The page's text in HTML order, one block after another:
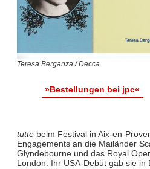
Teresa Berganza / Decca
»Bestellungen bei jpc«
tuttebeim Festival in Aix-en-
Engagements an die Mailänder
Glyndebourne und das Royal
London. Ihr USA-Debüt gab sie in